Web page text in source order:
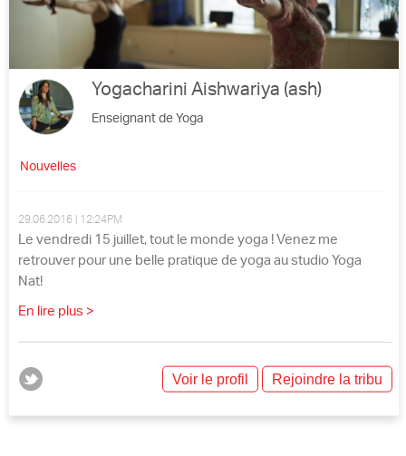
Yogacharini Aishwariya (ash)
Enseignant de Yoga
Nouvelles
29.06.2016 | 12:24PM
Le vendredi 15 juillet, tout le monde yoga ! Venez me
retrouver pour une belle pratique de yoga au studio Yoga
Nat!
En lire plus >
Voir le profil Rejoindre la tribu